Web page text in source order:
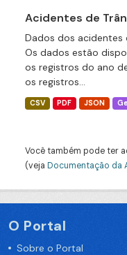
Acidentes de
Dados dos acidentes
Os dados estão
os registros do ano
os registros...
CSV PDF JSON
Você também pode ter
(veja Documentação da
O Portal
Sobre o Portal